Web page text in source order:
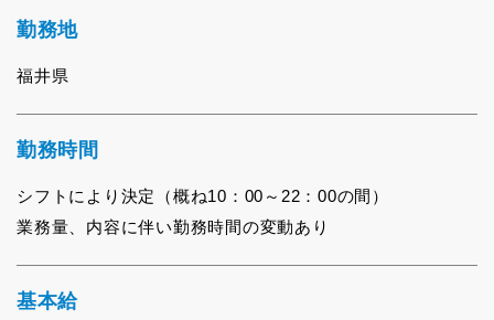
勤務地
福井県
勤務時間
シフトにより決定（概ね10：00～22：00の間）
業務量、内容に伴い勤務時間の変動あり
基本給